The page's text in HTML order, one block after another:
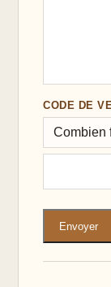
CODE DE
Combien
Envoyer